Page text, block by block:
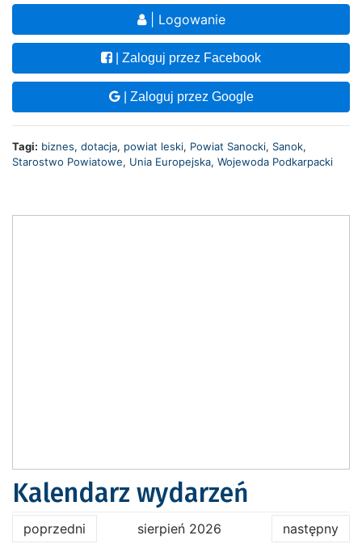
| Logowanie
| Zaloguj przez Facebook
| Zaloguj przez Google
Tagi: biznes, dotacja, powiat leski, Powiat Sanocki, Sanok,
Starostwo Powiatowe, Unia Europejska, Wojewoda Podkarpacki
Kalendarz wydarzeń
poprzedni sierpień 2026 następny